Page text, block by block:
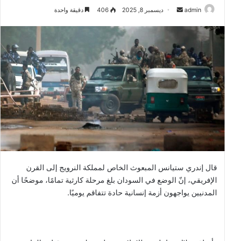
admin
أرسل ديسمبر 8, 2025 406 دقيقة واحدة
قال إندري ستيانس المبعوث الخاص لمملكة النرويج إلى القرن
الإفريقي، إنّ الوضع في السودان بلغ مرحلة كارثية تمامًا، موضحًا أن
المدنيين يواجهون أزمة إنسانية حادة تتفاقم يوميًا.